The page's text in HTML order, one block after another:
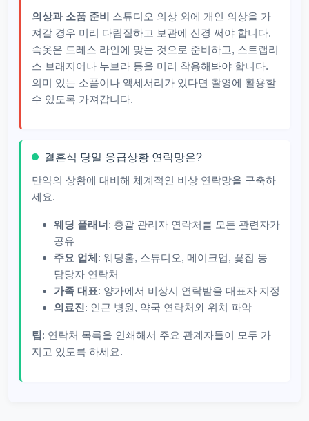
의상과 소품 준비 스튜디오 의상 외에 개인 의상을 가
져갈 경우 미리 다림질하고 보관에 신경 써야 합니다.
속옷은 드레스 라인에 맞는 것으로 준비하고, 스트랩리
스 브래지어나 누브라 등을 미리 착용해봐야 합니다.
의미 있는 소품이나 액세서리가 있다면 촬영에 활용할
수 있도록 가져갑니다.
결혼식 당일 응급상황 연락망은?
만약의 상황에 대비해 체계적인 비상 연락망을 구축하
세요.
웨딩 플래너 : 총괄 관리자 연락처를 모든 관련자가
공유
주요 업체 : 웨딩홀, 스튜디오, 메이크업, 꽃집 등
담당자 연락처
가족 대표: 양가에서 비상시 연락받을 대표자 지정
의료진 : 인근 병원, 약국 연락처와 위치 파악
팁 : 연락처 목록을 인쇄해서 주요 관계자들이 모두 가
지고 있도록 하세요.